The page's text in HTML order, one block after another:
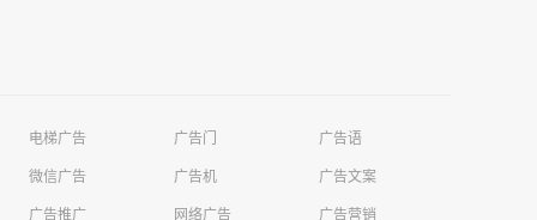
电梯广告 广告门 广告语
微信广告 广告机 广告文案
广告推广 网络广告 广告营销